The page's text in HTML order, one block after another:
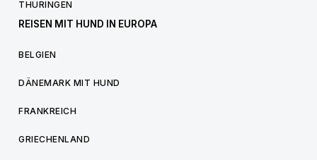
THÜRINGEN
REISEN MIT HUND IN EUROPA
BELGIEN
DÄNEMARK MIT HUND
FRANKREICH
GRIECHENLAND